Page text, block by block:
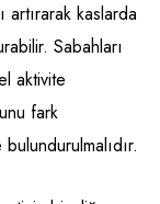
kaslarda
Sabahları
aktivite
fark